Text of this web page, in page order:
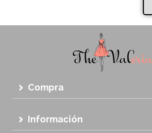
Compra
Información